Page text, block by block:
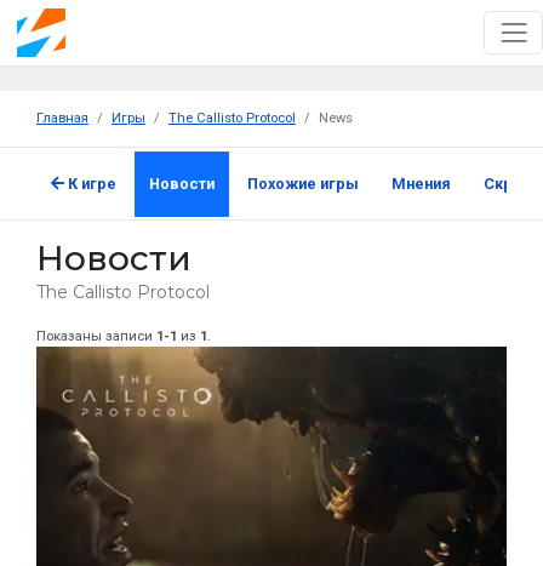
Главная Игры The Callisto Protocol News
К игре Новости Похожие игры Мнения
Новости
The Callisto Protocol
Показаны записи 1-1 из 1.